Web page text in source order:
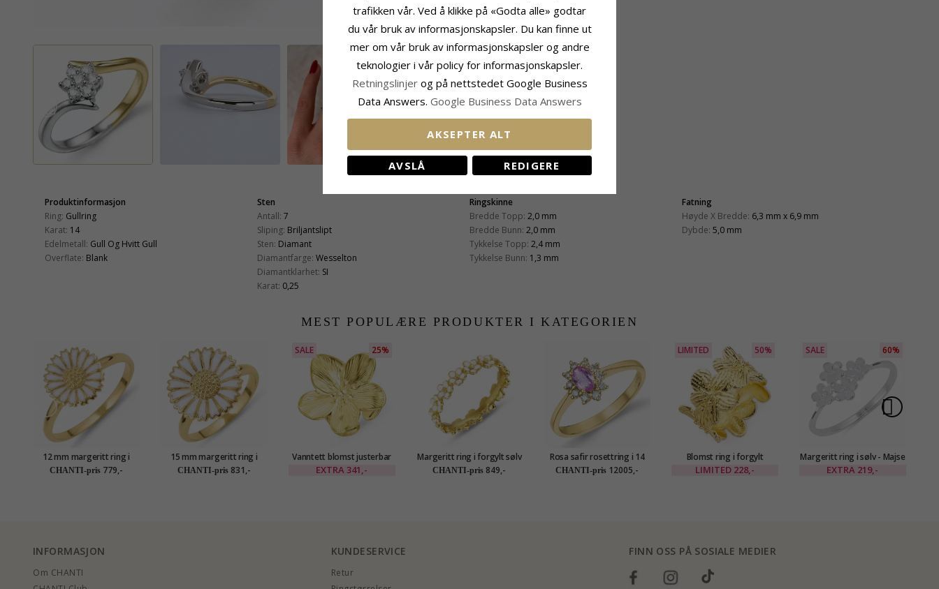
Produktinformasjon
Ring: Gullring
Karat: 14
Edelmetall: Gull Og Hvitt Gull
Overflate: Blank
Sten
Antall: 7
Sliping: Briljantslipt
Sten: Diamant
Diamantfarge: Wesselton
Diamantklarhet: SI
Karat: 0,25
Ringskinne
Bredde Topp: 2,0 mm
Bredde Bunn: 2,0 mm
Tykkelse Topp: 2,4 mm
Tykkelse Bunn: 1,3 mm
Fatning
Høyde X Bredde: 6,3 mm x 6,9 mm
Dybde: 5,0 mm
MEST POPULÆRE PRODUKTER I KATEGORIEN
12 mm margeritt ring i
forgylt sølv - Marie
CHANTI-pris 779,-
15 mm margeritt ring i
forgylt sølv - Marie
CHANTI-pris 831,-
SALE 25%
Vanntett blomst justerbar
ring i forgylt stål - OCEANA
EXTRA341,-
Margeritt ring i forgylt sølv
- Majse
CHANTI-pris 849,-
Rosa safir rosettring i 14
karat gull 0,35 ct 0,11 ct
CHANTI-pris 12005,-
LIMITED 50%
Blomst ring i forgylt
messing - Eliné
LIMITED 228,-
SALE 60%
Margeritt ring i sølv - Majse
EXTRA 219,-
INFORMASJON
Om CHANTI
KUNDESERVICE
Retur
FINN OSS PÅ SOSIALE MEDIER
trafikken vår. Ved å klikke på «Godta alle» godtar
du vår bruk av informasjonskapsler. Du kan finne ut
mer om vår bruk av informasjonskapsler og andre
teknologier i vår policy for informasjonskapsler.
Retningslinjer og på nettstedet Google Business
Data Answers. Google Business Data Answers
AKSEPTER ALT
AVSLÅ REDIGERE